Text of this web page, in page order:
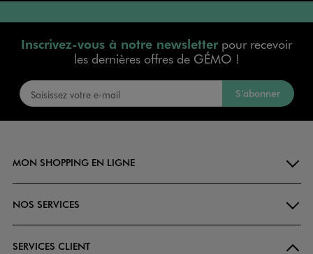
Inscrivez-vous à notre newsletterpour recevoir
les dernières offres de GÉMO !
S’abonner
MON SHOPPING EN LIGNE
NOS SERVICES
SERVICES CLIENT